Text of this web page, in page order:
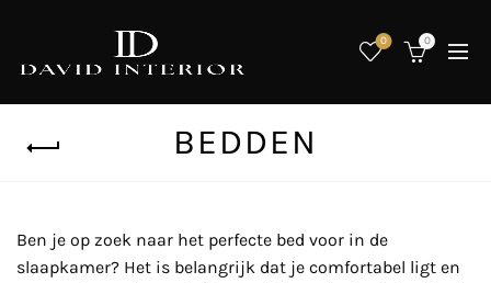
0 0
BEDDEN
Ben je op zoek naar het perfecte bed voor in de
slaapkamer? Het is belangrijk dat je comfortabel ligt en